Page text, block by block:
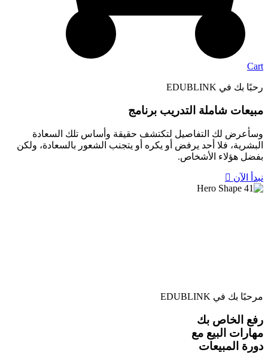
Cart
رحبًا بك في EDUBLINK
مبيعات شاملة التدريب برنامج
وسأعرض لك التفاصيل لتكتشف حقيقة وأساس تلك السعادة
البشرية، فلا أحد يرفض أو يكره أو يتجنب الشعور بالسعادة، ولكن
بفضل هؤلاء الأشخاص.
نبدأ الآن
مرحبًا بك في EDUBLINK
رفع الخاص بك
مهارات البيع مع
دورة المبيعات